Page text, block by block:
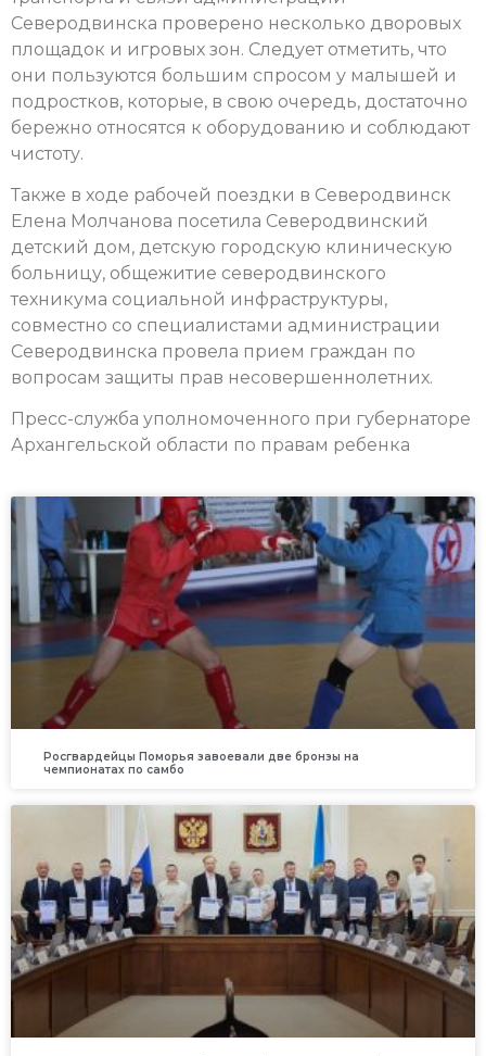
Северодвинска проверено несколько дворовых
площадок и игровых зон. Следует отметить, что
они пользуются большим спросом у малышей и
подростков, которые, в свою очередь, достаточно
бережно относятся к оборудованию и соблюдают
чистоту.
Также в ходе рабочей поездки в Северодвинск
Елена Молчанова посетила Северодвинский
детский дом, детскую городскую клиническую
больницу, общежитие северодвинского
техникума социальной инфраструктуры,
совместно со специалистами администрации
Северодвинска провела прием граждан по
вопросам защиты прав несовершеннолетних.
Пресс-служба уполномоченного при губернаторе
Архангельской области по правам ребенка
Росгвардейцы Поморья завоевали две бронзы на
чемпионатах по самбо